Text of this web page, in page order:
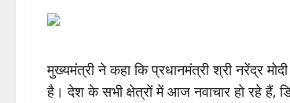
मुख्यमंत्री ने कहा कि प्रधानमंत्री श्री नरेंद्र
है। देश के सभी क्षेत्रों में आज नवाचार हो रहे हैं,